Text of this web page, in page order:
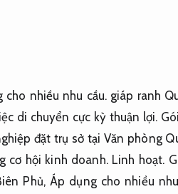
cho nhiều nhu cầu.giáp ranh
di chuyển cực kỳ thuận lợi.
đặt trụ sở tại Văn phòng
cơ hội kinh doanh. Linh hoạt.
Phủ, Áp dụng cho nhiều